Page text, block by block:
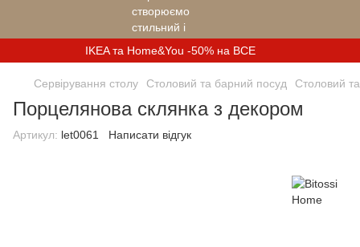
IKEA та Home&You -50% на ВСЕ
Сервірування столу Столовий та барний посуд Столовий
Порцелянова склянка з декором
Артикул: let0061 Написати відгук